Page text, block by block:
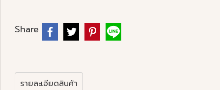
Share
รายละเอียดสินค้า